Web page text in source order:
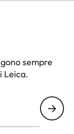
sempre
Leica.